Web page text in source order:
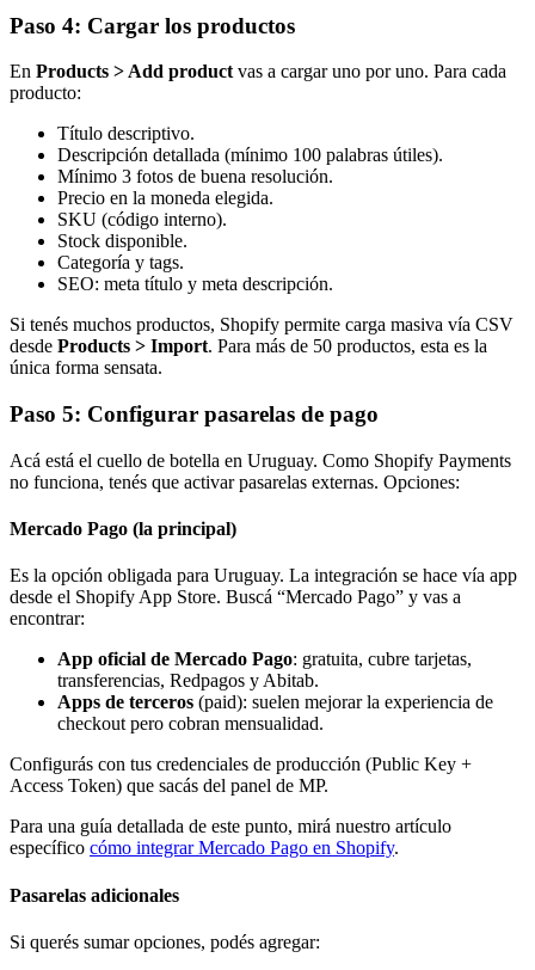
Paso 4: Cargar los productos
En Products > Add product vas a cargar uno por uno. Para cada
producto:
Título descriptivo.
Descripción detallada (mínimo 100 palabras útiles).
Mínimo 3 fotos de buena resolución.
Precio en la moneda elegida.
SKU (código interno).
Stock disponible.
Categoría y tags.
SEO: meta título y meta descripción.
Si tenés muchos productos, Shopify permite carga masiva vía CSV
desde Products > Import. Para más de 50 productos, esta es la
única forma sensata.
Paso 5: Configurar pasarelas de pago
Acá está el cuello de botella en Uruguay. Como Shopify Payments
no funciona, tenés que activar pasarelas externas. Opciones:
Mercado Pago (la principal)
Es la opción obligada para Uruguay. La integración se hace vía app
desde el Shopify App Store. Buscá “Mercado Pago” y vas a
encontrar:
App oficial de Mercado Pago: gratuita, cubre tarjetas,
transferencias, Redpagos y Abitab.
Apps de terceros (paid): suelen mejorar la experiencia de
checkout pero cobran mensualidad.
Configurás con tus credenciales de producción (Public Key +
Access Token) que sacás del panel de MP.
Para una guía detallada de este punto, mirá nuestro artículo
específico cómo integrar Mercado Pago en Shopify.
Pasarelas adicionales
Si querés sumar opciones, podés agregar: